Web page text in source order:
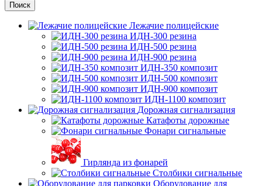
Лежачие полицейские
ИДН-300 резина
ИДН-500 резина
ИДН-900 резина
ИДН-350 композит
ИДН-500 композит
ИДН-900 композит
ИДН-1100 композит
Дорожная сигнализация
Катафоты дорожные
Фонари сигнальные
Гирлянда из фонарей
Столбики сигнальные
Оборудование для